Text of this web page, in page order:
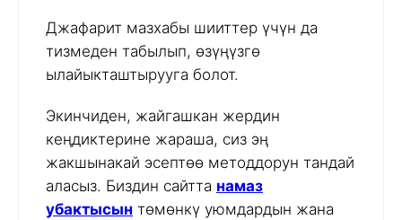
Джафарит мазхабы шииттер үчүн да
тизмеден табылып, өзүңүзгө
ылайыкташтырууга болот.
Экинчиден, жайгашкан жердин
кеңдиктерине жараша, сиз эң
жакшынакай эсептөө методдорун тандай
аласыз. Биздин сайтта намаз
убактысын төмөнкү уюмдардын жана